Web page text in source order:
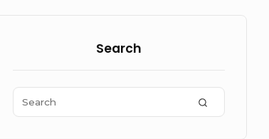
Search
Search
for: